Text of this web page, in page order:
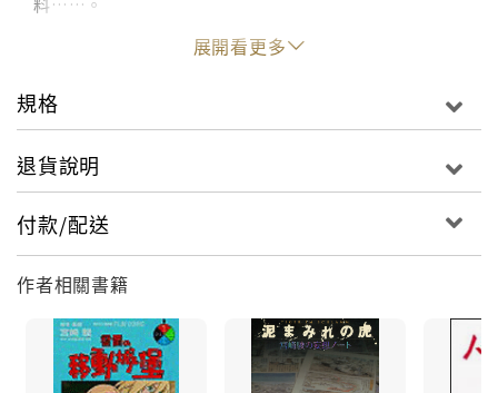
《紅豬 4》卡地斯和波哥的挑戰賽，竟然以裴娥為賭
注。決戰那天，觀看的人滿坑滿谷比節目還熱鬧，終於
點燃了戰火。一場一進一退精彩非凡的空中戰。最後卻
變呈了扭打一團的肉搏戰……。
展開看更多
規格
退貨說明
付款/配送
作者相關書籍